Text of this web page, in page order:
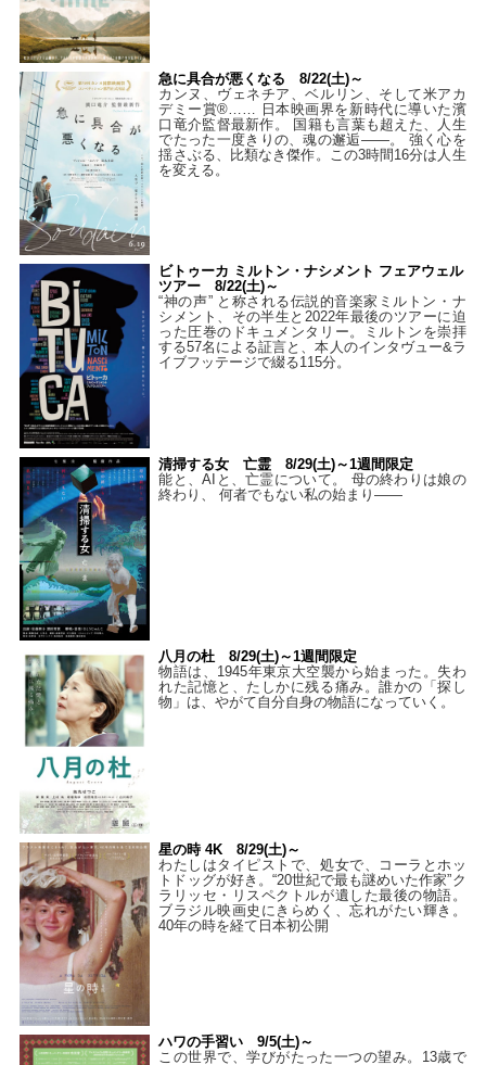
急に具合が悪くなる 8/22(土)～
カンヌ、ヴェネチア、ベルリン、そして米アカ
デミー賞®…… 日本映画界を新時代に導いた濱
口竜介監督最新作。 国籍も言葉も超えた、人生
でたった一度きりの、魂の邂逅――。 強く心を
揺さぶる、比類なき傑作。この3時間16分は人生
を変える。
ビトゥーカ ミルトン・ナシメント フェアウェル
ツアー 8/22(土)～
“神の声” と称される伝説的音楽家ミルトン・ナ
シメント、その半生と2022年最後のツアーに迫
った圧巻のドキュメンタリー。ミルトンを崇拝
する57名による証言と、本人のインタヴュー&ラ
イブフッテージで綴る115分。
清掃する女 亡霊 8/29(土)～1週間限定
能と、AIと、亡霊について。 母の終わりは娘の
終わり、 何者でもない私の始まり――
八月の杜 8/29(土)～1週間限定
物語は、1945年東京大空襲から始まった。失わ
れた記憶と、たしかに残る痛み。誰かの「探し
物」は、やがて自分自身の物語になっていく。
星の時 4K 8/29(土)～
わたしはタイピストで、処⼥で、コーラとホッ
トドッグが好き。“20世紀で最も謎めいた作家”ク
ラリッセ・リスペクトルが遺した最後の物語。
ブラジル映画史にきらめく、忘れがたい輝き。
40年の時を経て⽇本初公開
ハワの手習い 9/5(土)～
この世界で、学びがたった一つの望み。13歳で